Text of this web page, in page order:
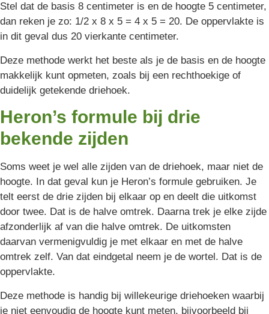
Stel dat de basis 8 centimeter is en de hoogte 5 centimeter,
dan reken je zo: 1/2 x 8 x 5 = 4 x 5 = 20. De oppervlakte is
in dit geval dus 20 vierkante centimeter.
Deze methode werkt het beste als je de basis en de hoogte
makkelijk kunt opmeten, zoals bij een rechthoekige of
duidelijk getekende driehoek.
Heron’s formule bij drie
bekende zijden
Soms weet je wel alle zijden van de driehoek, maar niet de
hoogte. In dat geval kun je Heron’s formule gebruiken. Je
telt eerst de drie zijden bij elkaar op en deelt die uitkomst
door twee. Dat is de halve omtrek. Daarna trek je elke zijde
afzonderlijk af van die halve omtrek. De uitkomsten
daarvan vermenigvuldig je met elkaar en met de halve
omtrek zelf. Van dat eindgetal neem je de wortel. Dat is de
oppervlakte.
Deze methode is handig bij willekeurige driehoeken waarbij
je niet eenvoudig de hoogte kunt meten, bijvoorbeeld bij